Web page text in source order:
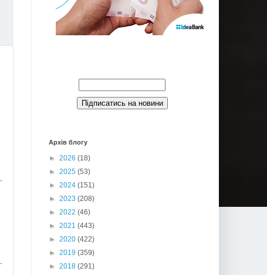
Архів блогу
► 2026 (18)
► 2025 (53)
► 2024 (151)
► 2023 (208)
► 2022 (46)
► 2021 (443)
► 2020 (422)
► 2019 (359)
► 2018 (291)